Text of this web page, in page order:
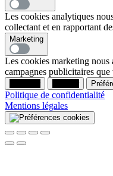
Les cookies analytiques
collectant et en rapportant
Marketing
Les cookies marketing nous
campagnes publicitaires
Politique de confidentialité
Mentions légales